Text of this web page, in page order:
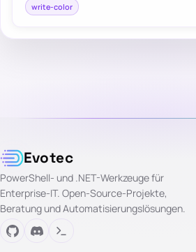
write-color
Evotec
PowerShell- und .NET-Werkzeuge für
Enterprise-IT. Open-Source-Projekte,
Beratung und Automatisierungslösungen.